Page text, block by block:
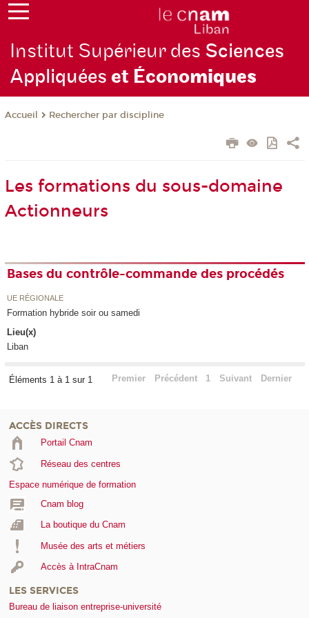
Institut Supérieur des Sciences
Appliquéeset Économiques
Accueil Rechercher par discipline
Les formations du sous-domaine
Actionneurs
Bases du contrôle-commande des procédés
UE RÉGIONALE
Formation hybride soir ou samedi
Lieu(x)
Liban
Éléments 1 à 1 sur 1 Premier Précédent 1 Suivant Dernier
ACCÈS DIRECTS
Portail Cnam
Réseau des centres
Espace numérique de formation
Cnam blog
La boutique du Cnam
Musée des arts et métiers
Accès à IntraCnam
LES SERVICES
Bureau de liaison entreprise-université